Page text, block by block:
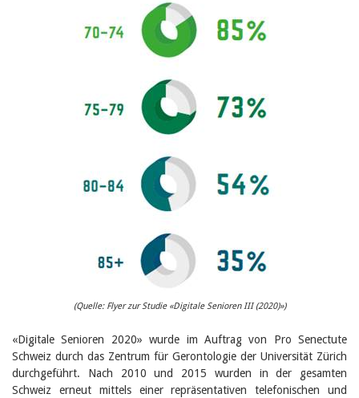
Ursula Strahm
Sandra Dettwyler
Andrea Grichting
Dezember 2025
November 2025
September 2025
Juli 2025
(Quelle: Flyer zur Studie «Digitale Senioren III (2020)»)
«Digitale Senioren 2020» wurde im Auftrag von Pro Senectute
Schweiz durch das Zentrum für Gerontologie der Universität Zürich
durchgeführt. Nach 2010 und 2015 wurden in der gesamten
Schweiz erneut mittels einer repräsentativen telefonischen und